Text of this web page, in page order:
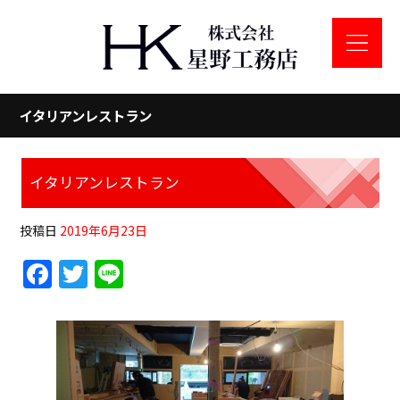
イタリアンレストラン
イタリアンレストラン
投稿日 2019年6月23日
F
a
c
T
w
itt
er
e